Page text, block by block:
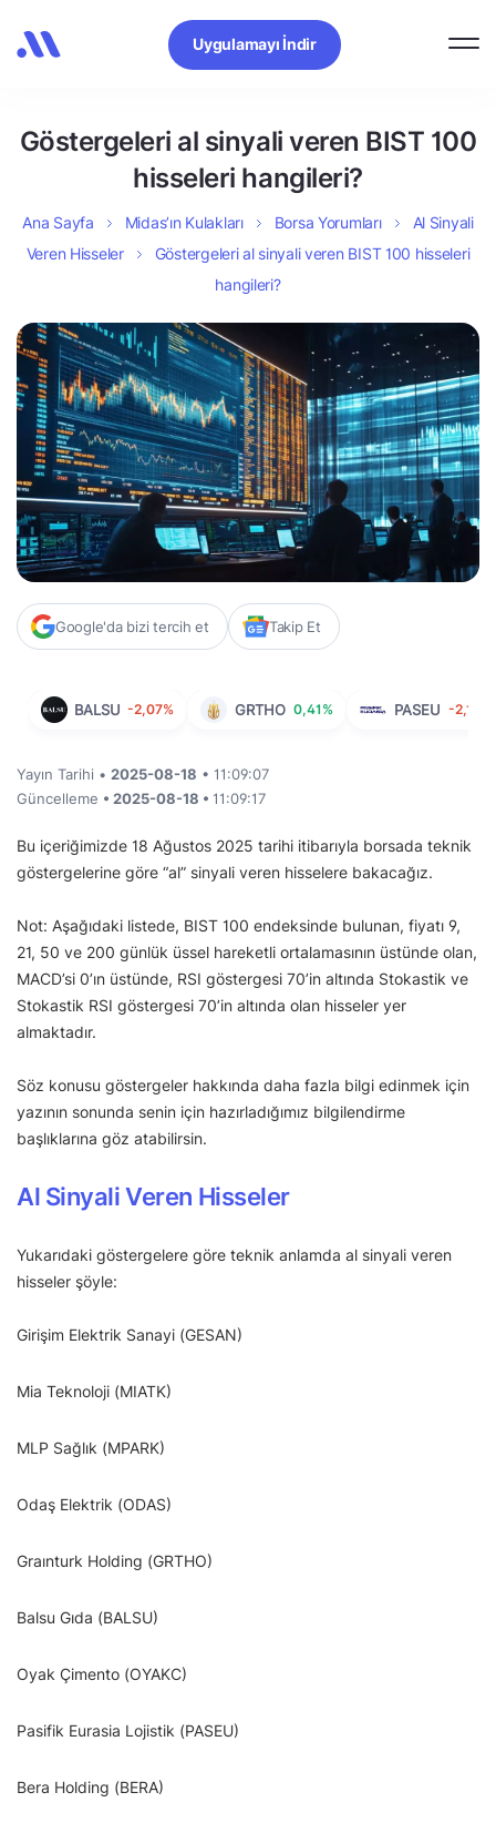
Uygulamayı İndir
Göstergeleri al sinyali veren BIST 100
hisseleri hangileri?
Ana Sayfa Midas’ın Kulakları Borsa Yorumları
Al Sinyali
Veren Hisseler
Göstergeleri al sinyali veren BIST 100 hisseleri
hangileri?
Google'da bizi tercih et Takip Et
BALSU -2,07% GRTHO 0,41% PASEU -2,13%
Yayın Tarihi • 2025-08-18 • 11:09:07
Güncelleme • 2025-08-18 • 11:09:17
Bu içeriğimizde 18 Ağustos 2025 tarihi itibarıyla borsada teknik
göstergelerine göre “al” sinyali veren hisselere bakacağız.
Not: Aşağıdaki listede, BIST 100 endeksinde bulunan, fiyatı 9,
21, 50 ve 200 günlük üssel hareketli ortalamasının üstünde olan,
MACD’si 0’ın üstünde, RSI göstergesi 70’in altında Stokastik ve
Stokastik RSI göstergesi 70’in altında olan hisseler yer
almaktadır.
Söz konusu göstergeler hakkında daha fazla bilgi edinmek için
yazının sonunda senin için hazırladığımız bilgilendirme
başlıklarına göz atabilirsin.
Al Sinyali Veren Hisseler
Yukarıdaki göstergelere göre teknik anlamda al sinyali veren
hisseler şöyle:
Girişim Elektrik Sanayi (GESAN)
Mia Teknoloji (MIATK)
MLP Sağlık (MPARK)
Odaş Elektrik (ODAS)
Graınturk Holding (GRTHO)
Balsu Gıda (BALSU)
Oyak Çimento (OYAKC)
Pasifik Eurasia Lojistik (PASEU)
Bera Holding (BERA)